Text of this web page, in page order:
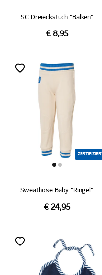
SC Dreieckstuch "Balken"
€ 8,95
ZERTIFIZIERT
Sweathose Baby "Ringel"
€ 24,95